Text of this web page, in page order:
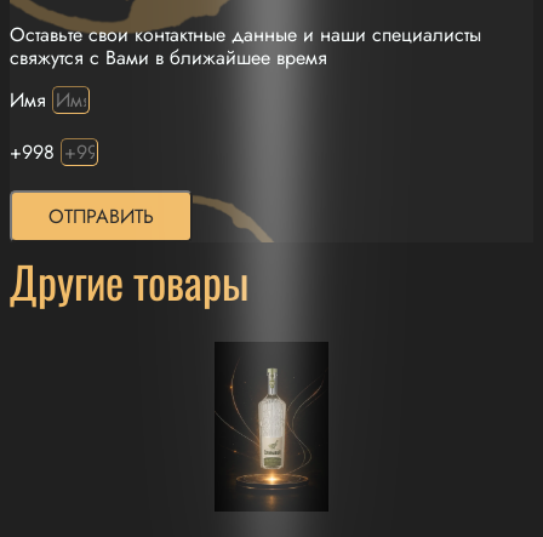
Оставьте свои контактные данные и наши специалисты
свяжутся с Вами в ближайшее время
Имя
+998
ОТПРАВИТЬ
Другие товары